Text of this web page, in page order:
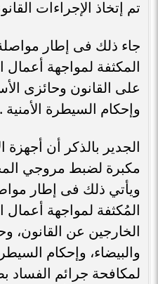
تم إتخاذ الإجراءات
جاء ذلك فى إطار مواصلة
المكثفة لمواجهة
على القانون وحائزى
وإحكام السيطرة الأمنية .
الجدير بالذكر أن
مكبرة لضبط مروجي
ويأتي ‏‏ذلك فى إطار
المُكثفة لمواجهة
الخارجين عن القانون،
والبيضاء، وإحكام
لمكافحة جرائم الفساد